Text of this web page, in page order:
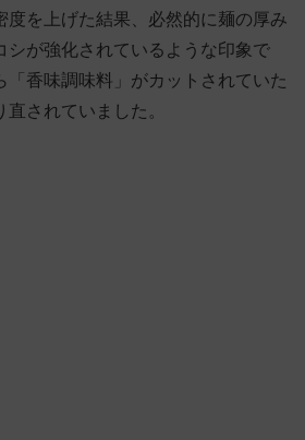
度を上げた結果、必然的に麺の厚み
シが強化されているような印象で
「香味調味料」がカットされていた
されていました。